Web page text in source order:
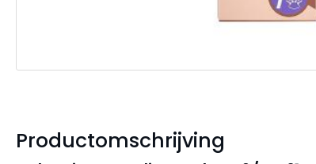
Productomschrijving